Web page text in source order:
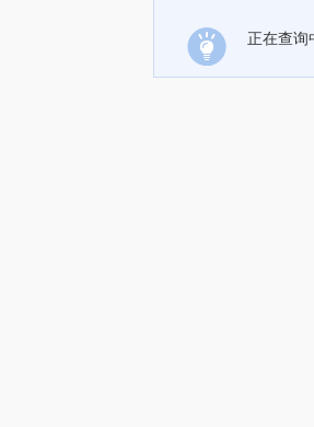
正在查询